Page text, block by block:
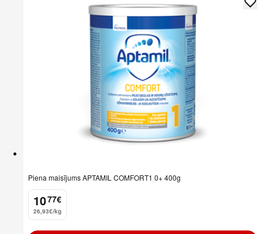
Piena maisījums APTAMIL COMFORT1 0+ 400g
10
. 77€
26,93€/kg